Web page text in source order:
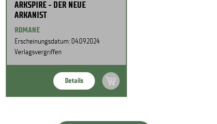
ARKSPIRE - DER NEUE
ARKANIST
ROMANE
Erscheinungsdatum: 04.09.2024
Verlagsvergriffen
Details